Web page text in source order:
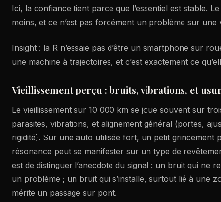
Ici, la confiance tient parce que l’essentiel est stable. Le
moins, et ce n’est pas forcément un problème sur une
Insight : la R n’essaie pas d’être un smartphone sur
une machine à trajectoires, et c’est exactement ce
Vieillissement perçu : bruits, vibrations, et
Le vieillissement sur 10 000 km se joue souvent sur
parasites, vibrations, et alignement général (portes,
rigidité). Sur une auto utilisée fort, un petit grincement
résonance peut se manifester sur un type de
est de distinguer l’anecdote du signal : un bruit qui ne
un problème ; un bruit qui s’installe, surtout lié à une
mérite un passage sur pont.